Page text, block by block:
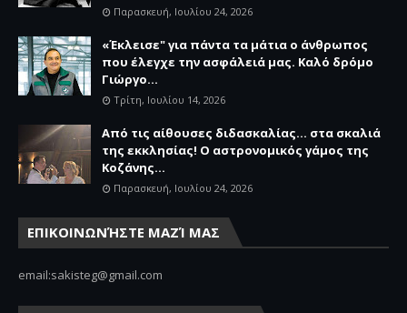
Παρασκευή, Ιουλίου 24, 2026
«Έκλεισε" για πάντα τα μάτια ο άνθρωπος
που έλεγχε την ασφάλειά μας. Καλό δρόμο
Γιώργο...
Τρίτη, Ιουλίου 14, 2026
Από τις αίθουσες διδασκαλίας… στα σκαλιά
της εκκλησίας! Ο αστρονομικός γάμος της
Κοζάνης...
Παρασκευή, Ιουλίου 24, 2026
ΕΠΙΚΟΙΝΩΝΉΣΤΕ ΜΑΖΊ ΜΑΣ
email:sakisteg@gmail.com